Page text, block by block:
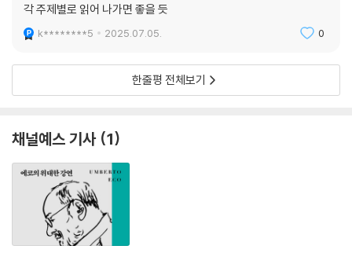
다. 하지만 그 그림은 1937년에 그려진 것이었다. 메이헤런은 세계 대전
이후에 플랑드르 화파, 네덜란드 화파 작품들을 헤르만 괴링에게 팔아넘긴
말을 믿어 주지 않아서 메이헤런은 감옥에서 자신의 위조 솜씨를 입증하기
위해 또 다른 위작을 그려야만 했다.
머리카락과 손톱도 부활할까? 땀, 소변, 그 외 배설물처럼 잉여 양분에 의
해 생성되는 것은 부활하지 않는다. 하지만 주님께서 〈네 머리카락 한 올도
잃지 않을 것이다〉라고 하셨다. 머리카락과 손톱은 인간에게 장식으로 주
어진 것이다. 그런데 인체, 특히 선택받은 인간의 몸은 아름다운 모습으로
부활해야 한다. 따라서 머리카락과 손톱도 부활할 것이다. ― 162면
각 주제별로 읽어 나가면 좋을 듯
k********5 2025.07.05. 0
한줄평 전체보기
채널예스 기사 1